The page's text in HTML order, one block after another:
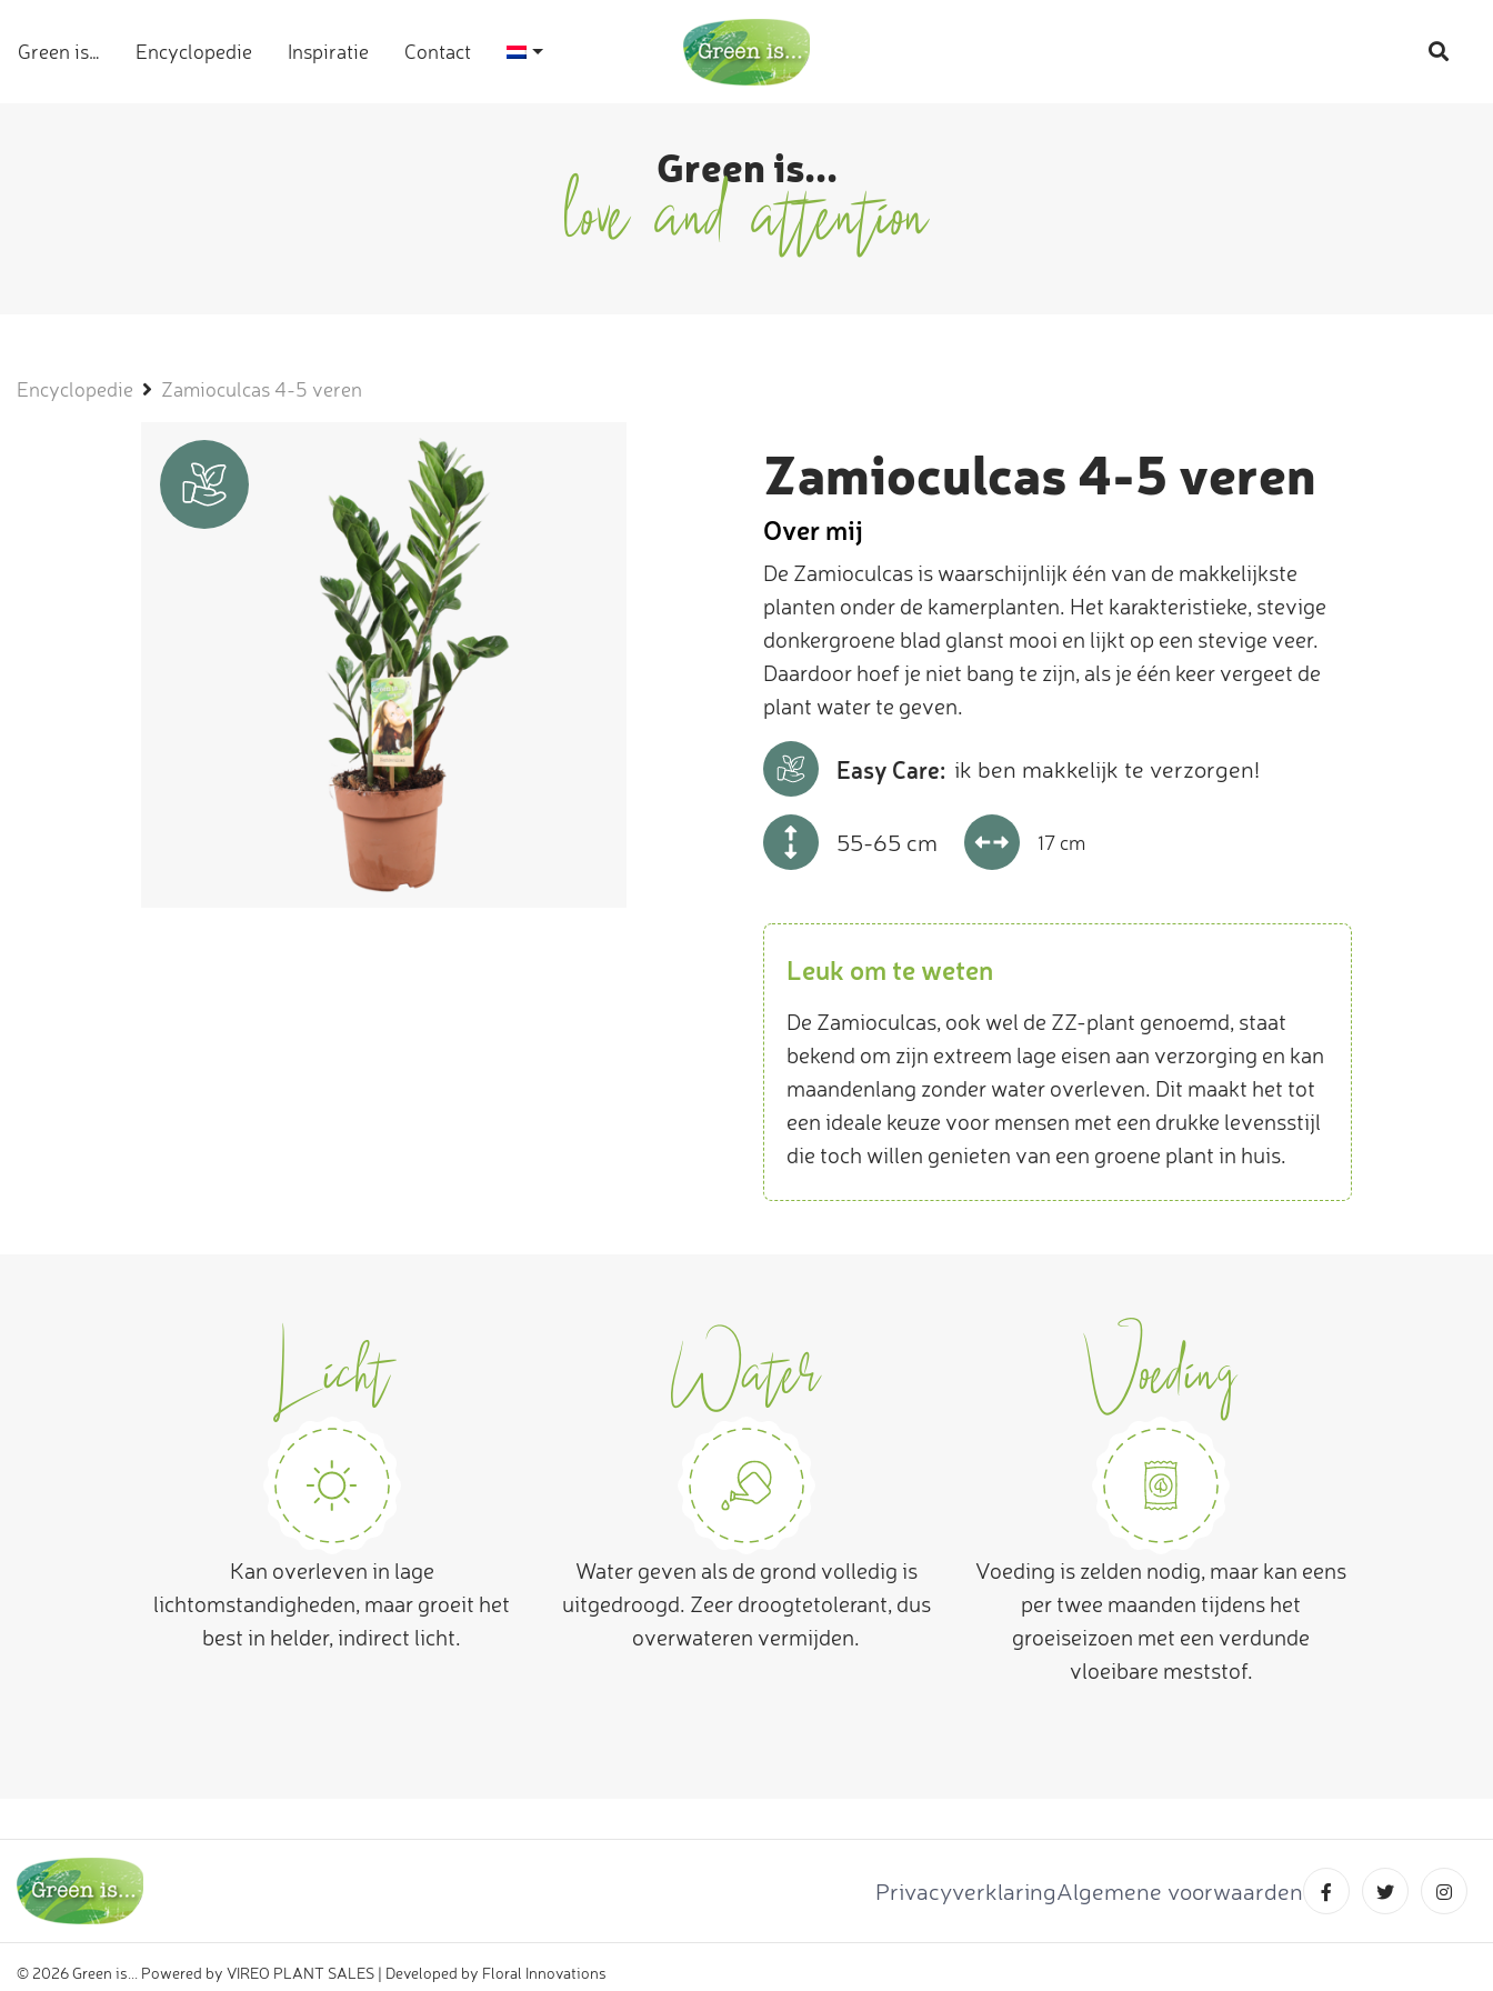
Green is… Encyclopedie Inspiratie Contact
Green is...
love and attention
Encyclopedie Zamioculcas 4-5 veren
Zamioculcas 4-5 veren
Over mij
De Zamioculcas is waarschijnlijk één van de makkelijkste
planten onder de kamerplanten. Het karakteristieke, stevige
donkergroene blad glanst mooi en lijkt op een stevige veer.
Daardoor hoef je niet bang te zijn, als je één keer vergeet de
plant water te geven.
Easy Care: ik ben makkelijk te verzorgen!
55-65 cm 17 cm
Leuk om te weten
De Zamioculcas, ook wel de ZZ-plant genoemd, staat
bekend om zijn extreem lage eisen aan verzorging en kan
maandenlang zonder water overleven. Dit maakt het tot
een ideale keuze voor mensen met een drukke levensstijl
die toch willen genieten van een groene plant in huis.
Licht
Kan overleven in lage
lichtomstandigheden, maar groeit het
best in helder, indirect licht.
Water
Water geven als de grond volledig is
uitgedroogd. Zeer droogtetolerant, dus
overwateren vermijden.
Voeding
Voeding is zelden nodig, maar kan eens
per twee maanden tijdens het
groeiseizoen met een verdunde
vloeibare meststof.
PrivacyverklaringAlgemene voorwaarden
© 2026 Green is... Powered by VIREO PLANT SALES | Developed by Floral Innovations